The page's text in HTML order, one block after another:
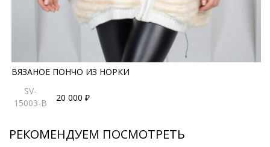
ВЯЗАНОЕ ПОНЧО ИЗ НОРКИ
SV-
15003-B
20 000 ₽
РЕКОМЕНДУЕМ ПОСМОТРЕТЬ